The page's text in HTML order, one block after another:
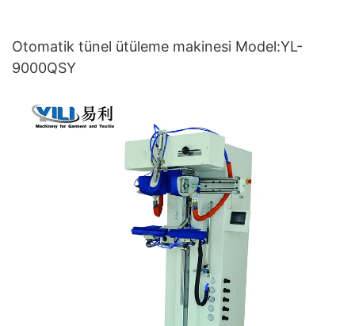
Otomatik tünel ütüleme makinesi Model:YL-
9000QSY